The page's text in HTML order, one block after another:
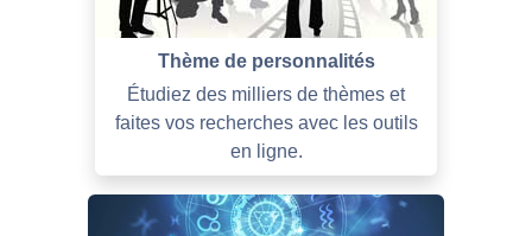
Thème de personnalités
Étudiez des milliers de thèmes et
faites vos recherches avec les outils
en ligne.